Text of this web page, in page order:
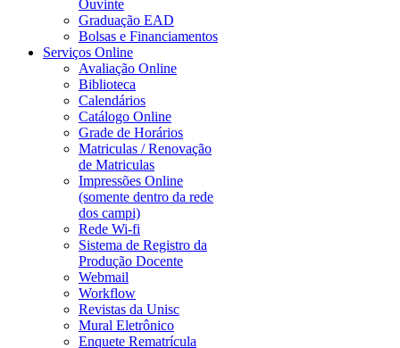
Ouvinte
Graduação EAD
Bolsas e Financiamentos
Serviços Online
Avaliação Online
Biblioteca
Calendários
Catálogo Online
Grade de Horários
Matriculas / Renovação
de Matriculas
Impressões Online
(somente dentro da rede
dos campi)
Rede Wi-fi
Sistema de Registro da
Produção Docente
Webmail
Workflow
Revistas da Unisc
Mural Eletrônico
Enquete Rematrícula